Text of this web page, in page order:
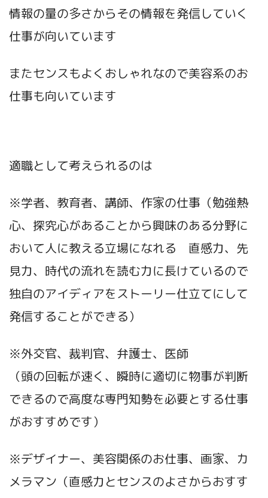
情報の量の多さからその情報を発信していく
仕事が向いています
またセンスもよくおしゃれなので美容系のお
仕事も向いています
適職として考えられるのは
※学者、教育者、講師、作家の仕事（勉強熱
心、探究心があることから興味のある分野に
おいて人に教える立場になれる 直感力、先
見力、時代の流れを読む力に長けているので
独自のアイディアをストーリー仕立てにして
発信することができる）
※外交官、裁判官、弁護士、医師
（頭の回転が速く、瞬時に適切に物事が判断
できるので高度な専門知勢を必要とする仕事
がおすすめです）
※デザイナー、美容関係のお仕事、画家、カ
メラマン（直感力とセンスのよさからおすす